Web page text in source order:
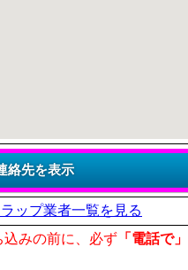
ップ業者一覧を見る
みの前に、必ず 「電話で」